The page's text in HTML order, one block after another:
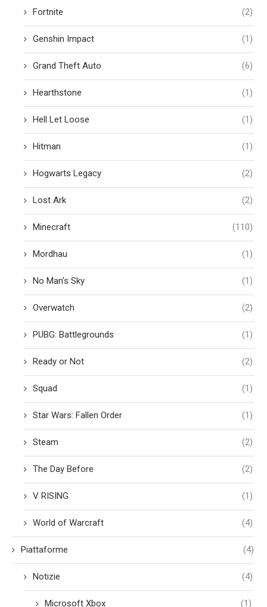
Fortnite (2)
Genshin Impact (1)
Grand Theft Auto (6)
Hearthstone (1)
Hell Let Loose (1)
Hitman (1)
Hogwarts Legacy (2)
Lost Ark (2)
Minecraft (110)
Mordhau (1)
No Man's Sky (1)
Overwatch (2)
PUBG: Battlegrounds (1)
Ready or Not (2)
Squad (1)
Star Wars: Fallen Order (1)
Steam (2)
The Day Before (2)
V RISING (1)
World of Warcraft (4)
Piattaforme (4)
Notizie (4)
Microsoft Xbox (1)